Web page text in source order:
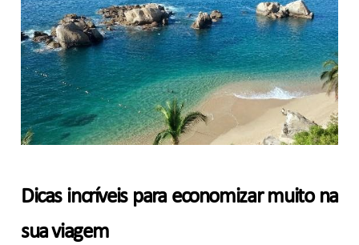
Dicas incríveis para economizar muito na
sua viagem